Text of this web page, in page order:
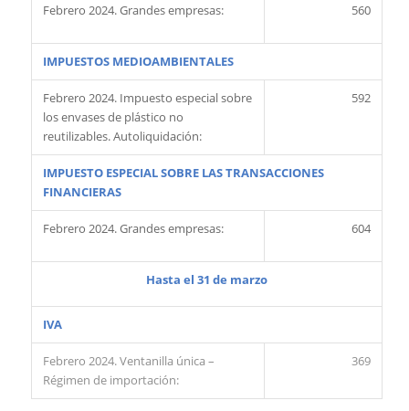
Febrero 2024. Grandes empresas: 560
IMPUESTOS MEDIOAMBIENTALES
Febrero 2024. Impuesto especial sobre
los envases de plástico no
reutilizables. Autoliquidación:
592
IMPUESTO ESPECIAL SOBRE LAS TRANSACCIONES
FINANCIERAS
Febrero 2024. Grandes empresas: 604
Hasta el 31 de marzo
IVA
Febrero 2024. Ventanilla única –
Régimen de importación:
369